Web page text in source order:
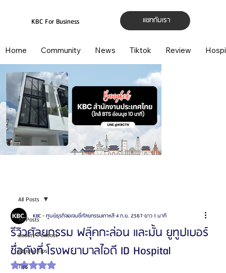
แชทกับเรา
KBC For Business
Home Community News Tiktok Review
All Posts
Beauty Podcast
Beauty Tips
Tips
All Posts
รีวิวศัลยกรรม ฟลุ๊คกะล่อน และมั้น ยูทูปเบอร์
ชื่อดังที่ โรงพยาบาลไอดี ID Hospital
KBC - ศูนย์ธุรกิจเอเจนซี่ศัลยกรรมเกาหลี4 ก.ย. 2567 ยาว 1 นาที
ได้รับ NaN เต็ม 5 ดาว